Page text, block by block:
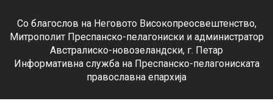
Со благослов на Неговото Високопреосвештенство,
Митрополит Преспанско-пелагониски и администратор
Австралиско-новозеландски, г. Петар
Информативна служба на Преспанско-пелагониската
православна епархија